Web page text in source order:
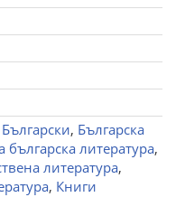
, Българска
литература,
литература,
, Книги